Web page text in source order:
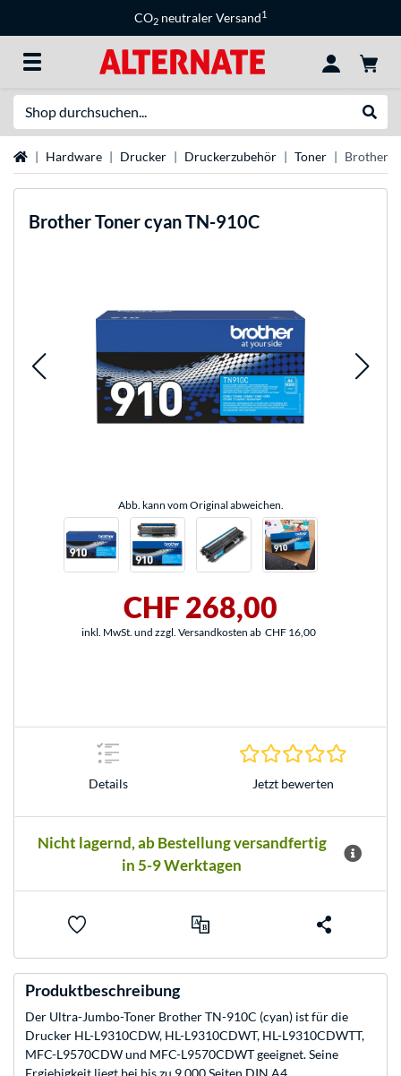
CO2 neutraler Versand1
StartseiteHardware Drucker Druckerzubehör Toner Brother
BrotherToner cyan TN-910C
Abb. kann vom Original abweichen.
CHF 268,00
inkl. MwSt. und zzgl. Versandkosten ab CHF 16,00
Details Jetzt bewerten
Nicht lagernd, ab Bestellung versandfertig
in 5-9 Werktagen
Produktbeschreibung
Der Ultra-Jumbo-Toner Brother TN-910C (cyan) ist für die
Drucker HL-L9310CDW, HL-L9310CDWT, HL-L9310CDWTT,
MFC-L9570CDW und MFC-L9570CDWT geeignet. Seine
Ergiebigkeit liegt bei bis zu 9.000 Seiten DIN A4.